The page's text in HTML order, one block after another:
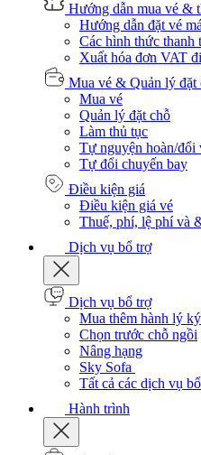
Hướng dẫn mua vé &
Hướng dẫn đặt vé
Các hình thức thanh
Xuất hóa đơn VAT
Mua vé & Quản lý đặt
Mua vé
Quản lý đặt chỗ
Làm thủ tục
Tự nguyện hoàn/
Tự đổi chuyến bay
Điều kiện giá
Điều kiện giá vé
Thuế, phí, lệ phí và
Dịch vụ bổ trợ
Dịch vụ bổ trợ
Mua thêm hành lý
Chọn trước chỗ ngồi
Nâng hạng
Sky Sofa
Tất cả các dịch vụ
Hành trình